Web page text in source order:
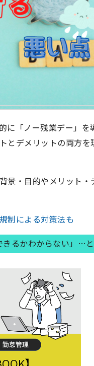
に「ノー残業デー」を
とデメリットの両方を
景・目的やメリット・
制による対策法も
きるかわからない」…